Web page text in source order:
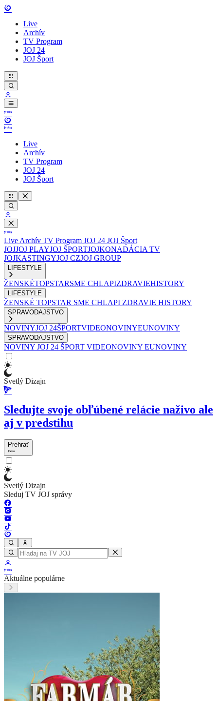
Live
Archív
TV Program
JOJ 24
JOJ Šport
Live
Archív
TV Program
JOJ 24
JOJ Šport
Live Archív TV Program JOJ 24 JOJ Šport
JOJJOJ PLAYJOJ ŠPORTJOJKONADÁCIA TV
JOJKASTINGYJOJ CZJOJ GROUP
LIFESTYLE
ŽENSKÉTOPSTARSME CHLAPIZDRAVIEHISTORY
LIFESTYLE
ŽENSKÉ TOPSTAR SME CHLAPI ZDRAVIE HISTORY
SPRAVODAJSTVO
NOVINYJOJ 24ŠPORTVIDEONOVINYEUNOVINY
SPRAVODAJSTVO
NOVINY JOJ 24 ŠPORT VIDEONOVINY EUNOVINY
Svetlý Dizajn
Sledujte svoje obľúbené relácie naživo ale
aj v predstihu
Prehrať
Svetlý Dizajn
Sleduj TV JOJ správy
Aktuálne populárne